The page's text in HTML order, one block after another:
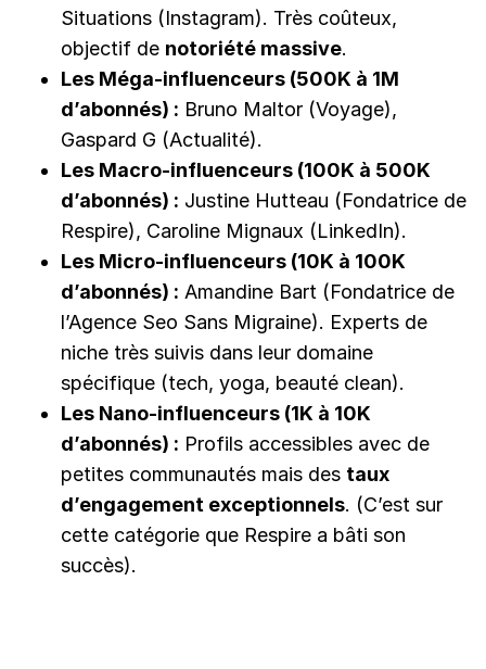
Situations (Instagram). Très coûteux,
objectif de notoriété massive.
Les Méga-influenceurs (500K à 1M
d’abonnés) : Bruno Maltor (Voyage),
Gaspard G (Actualité).
Les Macro-influenceurs (100K à 500K
d’abonnés) : Justine Hutteau (Fondatrice de
Respire), Caroline Mignaux (LinkedIn).
Les Micro-influenceurs (10K à 100K
d’abonnés) : Amandine Bart (Fondatrice de
l’Agence Seo Sans Migraine). Experts de
niche très suivis dans leur domaine
spécifique (tech, yoga, beauté clean).
Les Nano-influenceurs (1K à 10K
d’abonnés) : Profils accessibles avec de
petites communautés mais des taux
d’engagement exceptionnels. (C’est sur
cette catégorie que Respire a bâti son
succès).